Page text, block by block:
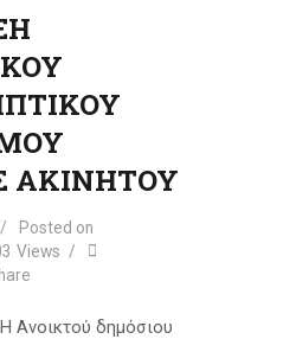
ΑΚΙΝΗΤΟΥ
Posted on
Views
δημόσιου